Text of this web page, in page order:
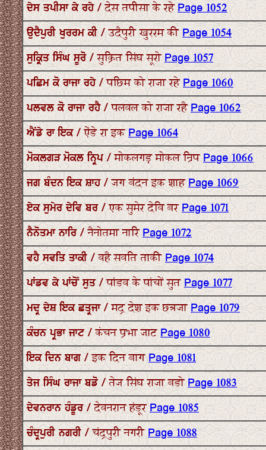
ਦੇਸ ਤਪੀਸਾ ਕੇ ਰਹੇ / देस तपीसा के रहेPage 1052
ਉਦੈਪੁਰੀ ਖੁਰਰਮ ਕੀ / उदैपुरी खुररम कीPage 1054
ਸੁਕ੍ਰਿਤ ਸਿੰਘ ਸੂਰੋ / सुक्रित सिंघ सूरोPage 1057
ਪਛਿਮ ਕੋ ਰਾਜਾ ਰਹੇ / पछिम को राजा रहेPage 1060
ਪਲਵਲ ਕੋ ਰਾਜਾ ਰਹੈ / पलवल को राजा रहैPage 1062
ਐਂਡੇ ਰਾ ਇਕ / ऐंडे रा इकPage 1064
ਮੋਕਲਗੜ ਮੋਕਲ ਨ੍ਰਿਪ / मोकलगड़ मोकल न्रिपPage 1066
ਜਗ ਬੰਦਨ ਇਕ ਸ਼ਾਹ / जग बंदन इक शाहPage 1069
ਏਕ ਸੁਮੇਰ ਦੇਵਿ ਬਰ / एक सुमेर देवि बरPage 1071
ਨੈਨੋਤਮਾ ਨਾਰਿ / नैनोतमा नारिPage 1072
ਵਹੈ ਸਵਤਿ ਤਾਕੀ / वहै सवति ताकीPage 1074
ਪਾਂਡਵ ਕੇ ਪਾਂਚੋਂ ਸੁਤ / पांडव के पांचों सुतPage 1077
ਮਦ੍ਰ ਦੇਸ਼ ਇਕ ਛਤ੍ਰਜਾ / मद्र देश इक छत्रजाPage 1079
ਕੰਚਨ ਪ੍ਰਭਾ ਜਾਟ / कंचन प्रभा जाटPage 1080
ਇਕ ਦਿਨ ਬਾਗ / इक दिन बागPage 1081
ਤੇਜ ਸਿੰਘ ਰਾਜਾ ਬਡੋ / तेज सिंघ राजा बडोPage 1083
ਦੇਵਨਰਾਨ ਹੰਡੂਰ / देवनरान हंडूरPage 1085
ਚੰਦ੍ਰਪੁਰੀ ਨਗਰੀ / चंद्रपुरी नगरीPage 1088